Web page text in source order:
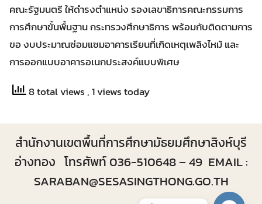
คณะรัฐมนตรี ให้ดำรงตำแหน่ง รองเลขาธิการคณะกรรมการ
การศึกษาขั้นพื้นฐาน กระทรวงศึกษาธิการ พร้อมกับติดตามการ
ขอ งบประมาณซ่อมแซมอาคารเรียนที่เกิดเหตุเพลิงไหม้ และ
การออกแบบอาคารอเนกประสงค์แบบพิเศษ
8 total views , 1 views today
สำนักงานเขตพื้นที่การศึกษามัธยมศึกษาสิงห์บุรี
อ่างทอง โทรศัพท์ 036-510648 – 49 EMAIL :
SARABAN@SESASINGTHONG.GO.TH